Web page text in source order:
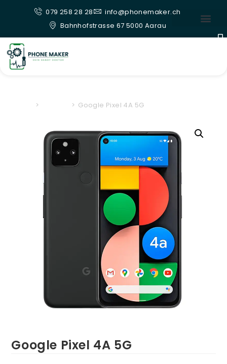
079 258 28 28
info@phonemaker.ch
Bahnhofstrasse 67 5000 Aarau
> > Google Pixel 4A 5G
Google Pixel 4A 5G